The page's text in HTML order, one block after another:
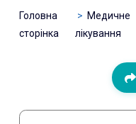
Головна
сторінка
Медичне
лікування